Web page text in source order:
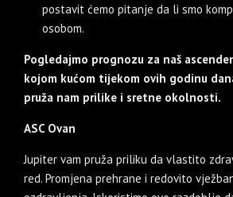
postavit ćemo pitanje da li smo
osobom.
Pogledajmo prognozu za naš
kojom kućom tijekom ovih godinu
pruža nam prilike i sretne okolnosti.
ASC Ovan
Jupiter vam pruža priliku da vlastito
red. Promjena prehrane i redovito